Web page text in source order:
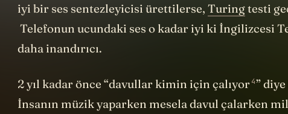
iyi bir ses sentezleyicisi ürettilerse, Turingtesti
Telefonun ucundaki ses o kadar iyi ki İngilizcesi
daha inandırıcı.
2 yıl kadar önce “davullar kimin için çalıyor4”
İnsanın müzik yaparken mesela davul çalarken